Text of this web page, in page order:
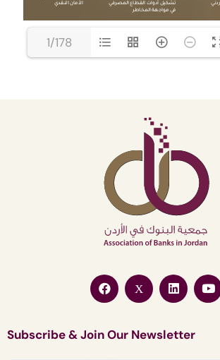
1/178
Subscribe & Join Our Newsletter